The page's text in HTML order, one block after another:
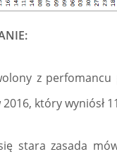
z
który wyniósł
stara zasada